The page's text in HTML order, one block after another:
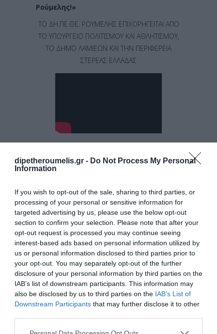
dipetheroumelis.gr - Do Not Process My Personal
Information
If you wish to opt-out of the sale, sharing to third parties, or
processing of your personal or sensitive information for
targeted advertising by us, please use the below opt-out
section to confirm your selection. Please note that after your
opt-out request is processed you may continue seeing
interest-based ads based on personal information utilized by
us or personal information disclosed to third parties prior to
your opt-out. You may separately opt-out of the further
disclosure of your personal information by third parties on the
IAB’s list of downstream participants. This information may
also be disclosed by us to third parties on the IAB’s List of
Downstream Participants that may further disclose it to other
Ρούμελης!»
ΤΟ ΔΗ.ΠΕ.ΘΕ. ΡΟΥΜΕΛΗΣ ΕΠΙΧΟΡΗΓΕΙΤΑΙ ΑΠΟ
ΤΟ ΥΠΟΥΡΓΕΙΟ ΠΟΛΙΤΙΣΜΟΥ ΚΑΙ ΑΘΛΗΤΙΣΜΟΥ,
ΤΟ ΔΗΜΟ ΛΑΜΙΕΩΝ ΚΑΙ ΤΗΝ ΠΕΡΙΦΕΡΕΙΑ
ΣΤΕΡΕΑΣ ΕΛΛΑΔΑΣ
Σχετικά Άρθρα
Μάξιμος
Μουμούρης στον